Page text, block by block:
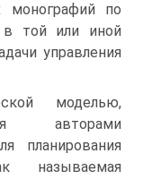
монографий по
в той или иной
управления
моделью,
авторами
планирования
называемая